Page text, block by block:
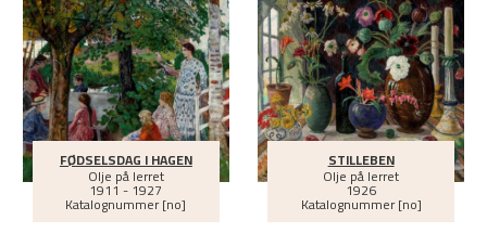
FØDSELSDAG I HAGEN
Olje på lerret
1911 - 1927
Katalognummer [no]
STILLEBEN
Olje på lerret
1926
Katalognummer [no]